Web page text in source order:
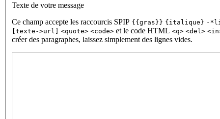
Texte de votre message
Ce champ accepte les raccourcis SPIP {{gras}} {italique} -
[texte->url]
<quote> <code> et le code HTML <q> <del>
créer des paragraphes, laissez simplement des lignes vides.